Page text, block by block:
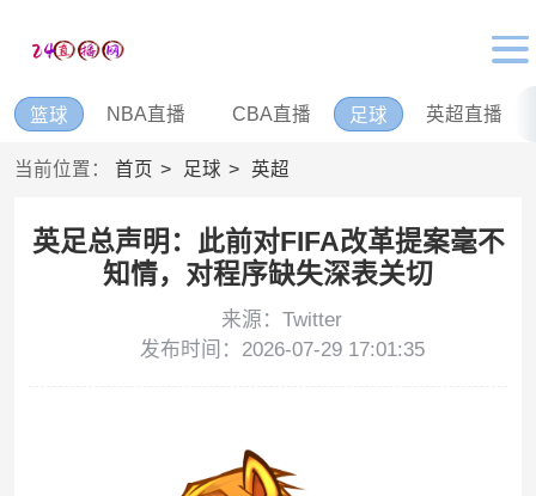
篮球 NBA直播 CBA直播 足球 英超直播
当前位置： 首页 足球 英超
英足总声明：此前对FIFA改革提案毫不
知情，对程序缺失深表关切
来源：Twitter
发布时间：2026-07-29 17:01:35